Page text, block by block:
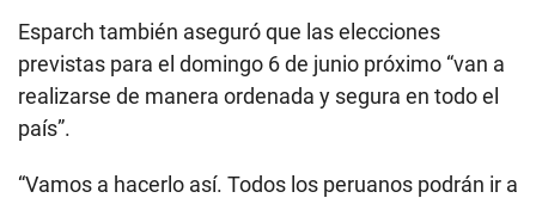
Esparch también aseguró que las elecciones
previstas para el domingo 6 de junio próximo “van a
realizarse de manera ordenada y segura en todo el
país”.
“Vamos a hacerlo así. Todos los peruanos podrán ir a